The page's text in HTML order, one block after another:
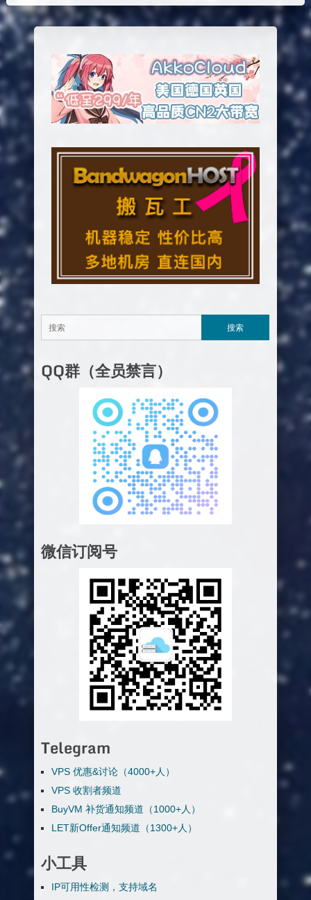
QQ群（全员禁言）
微信订阅号
Telegram
VPS 优惠&讨论（4000+人）
VPS 收割者频道
BuyVM 补货通知频道（1000+人）
LET新Offer通知频道（1300+人）
小工具
IP可用性检测，支持域名